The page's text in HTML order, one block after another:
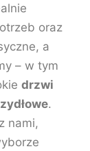
oraz
a
– w tym
drzwi
.
nami,